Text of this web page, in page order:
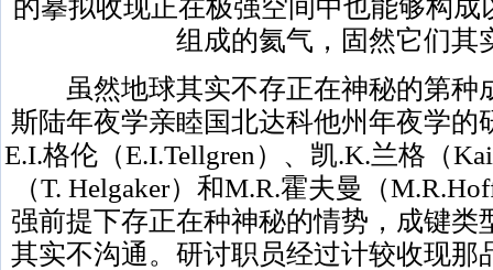
的摹拟收现正在极强空间中也能够构成
组成的氦气，固然它们其
虽然地球其实不存正在神秘的第种
斯陆年夜学亲睦国北达科他州年夜学的
E.I.格伦（E.I.Tellgren）、凯.K.兰格（
（T. Helgaker）和M.R.霍夫曼（
强前提下存正在种神秘的情势，成键类
其实不沟通。研讨职员经过计较收现那